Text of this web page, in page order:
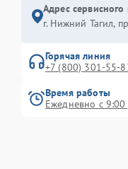
Адрес
г. Нижний Тагил,
Горячая линия
+7 (800) 301-55-
Время работы
Ежедневно с